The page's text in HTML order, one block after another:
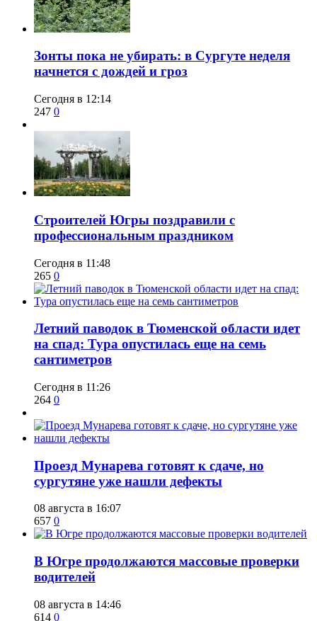
​Зонты пока не убирать: в Сургуте неделя
начнется с дождей и гроз
Сегодня в 12:14
247 0
​Строителей Югры поздравили с
профессиональным праздником
Сегодня в 11:48
265 0
​Летний паводок в Тюменской области идет
на спад: Тура опустилась еще на семь
сантиметров
Сегодня в 11:26
264 0
​Проезд Мунарева готовят к сдаче, но
сургутяне уже нашли дефекты
08 августа в 16:07
657 0
​В Югре продолжаются массовые проверки
водителей
08 августа в 14:46
614 0